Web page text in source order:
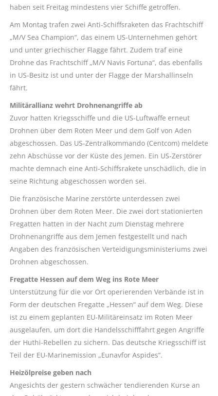
haben seit Freitag mindestens vier Schiffe getroffen.
Am Montag trafen zwei Anti-Schiffsraketen das Frachtschiff
„M/V Sea Champion“, das einem US-Unternehmen gehört
und unter griechischer Flagge fährt. Zudem traf eine
Drohne das Frachtschiff „M/V Navis Fortuna“, das ebenfalls
in US-Besitz ist und unter der Flagge der Marshallinseln
fährt.
Militärallianz wehrt Drohnenangriffe ab
Zuvor hatten Kriegsschiffe und die US-Luftwaffe erneut
Drohnen über dem Roten Meer und dem Golf von Aden
abgeschossen. Das US-Zentralkommando (Centcom) meldete
zehn Abschüsse vor der Küste des Jemen. Ein US-Zerstörer
machte demnach eine Anti-Schiffsrakete unschädlich, die in
seine Richtung abgeschossen worden sei.
Die französische Marine zerstörte unterdessen zwei
Drohnen über dem Roten Meer. Die zwei dort stationierten
Fregatten hatten in der Nacht zum Dienstag mehrere
Drohnenangriffe aus dem Jemen festgestellt und nach
Angaben des französischen Verteidigungsministeriums zwei
Drohnen abgeschossen.
Fregatte Hessen auf dem Weg ins Rote Meer
Unterstützung für die vor Ort operierenden Verbände ist in
Form der deutschen Fregatte „Hessen“ auf dem Weg. Diese
ist zu einem geplanten EU-Militäreinsatz im Roten Meer
ausgelaufen, um dort die Handelsschifffahrt gegen Angriffe
der Huthi-Rebellen zu sichern. Das deutsche Kriegsschiff ist
Teil der EU-Marinemission „Eunavfor Aspides“.
Heizölpreise geben nach
Angesichts der gestern schwächer tendierenden Kurse an